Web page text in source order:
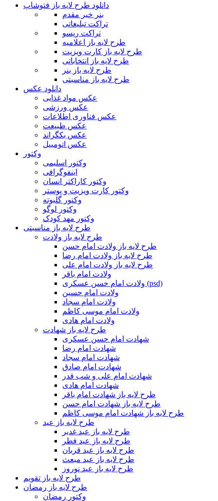
دانلود طرح لایه باز فتوشاپ
بنر خیر مقدم
تراکت تبلیغاتی
تراکت ریسو
طرح لایه باز اعلامیه
طرح لایه باز کارت ویزیت
طرح لایه باز انتخاباتی
طرح لایه باز بنر
طرح لایه باز مناسبتی
دانلود عکس
عکس مواد غذایی
عکس ورزشی
عکس فناوری اطلاعات
عکس طبیعت
عکس بکگراند
عکس اتومبیل
وکتور
وکتور اسلیمی
اینفوگرافی
وکتور کاراکتر انسان
وکتور کارت ویزیت و پوستر
وکتور گلبوته
وکتور لوگو
وکتور مهد کودک
طرح لایه باز مناسبتی
طرح لایه باز ولادت
طرح لایه باز ولادت امام حسن
طرح لایه باز ولادت امام رضا
طرح لایه باز ولادت امام علی
ولادت امام باقر
ولادت امام حسن عسکری (psd)
ولادت امام حسین
ولادت امام سجاد
ولادت امام موسی کاظم
ولادت امام هادی
طرح لایه باز شهادت
شهادت امام حسن عسکری
شهادت امام رضا
شهادت امام سجاد
شهادت امام صادق
شهادت امام علی و شب قدر
شهادت امام هادی
طرح لایه باز شهادت امام باقر
طرح لایه باز شهادت امام حسن
طرح لایه باز شهادت امام موسی کاظم
طرح لایه باز عید
طرح لایه باز عید غدیر
طرح لایه باز عید فطر
طرح لایه باز عید قربان
طرح لایه باز عید مبعث
طرح لایه باز عید نوروز
طرح لایه باز تقویم
طرح لایه باز رمضان
وکتور رمضان